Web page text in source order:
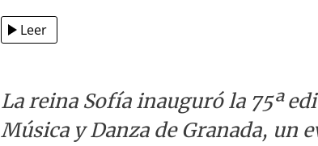
Leer
La reina Sofía inauguró la 75ª
Música y Danza de Granada, un